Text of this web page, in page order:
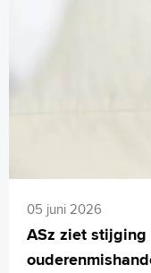
05 juni 2026
ASz ziet